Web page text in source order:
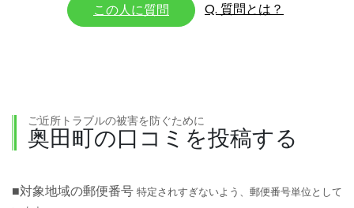
この人に質問 Q. 質問とは？
ご近所トラブルの被害を防ぐために
奥田町の口コミを投稿する
■対象地域の郵便番号 特定されすぎないよう、郵便番号単位として